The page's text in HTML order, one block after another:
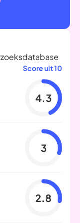
Score uit 10
4.3
3
2.8